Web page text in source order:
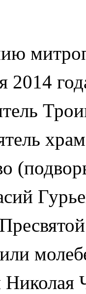
Николая